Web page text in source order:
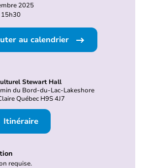
2025
au calendrier
Stewart Hall
du Bord-du-Lac-Lakeshore
Québec H9S 4J7
Itinéraire
requise.